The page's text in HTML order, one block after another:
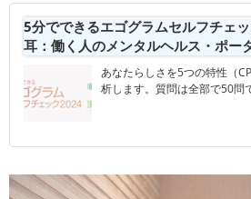
5分でできるエゴグラムセルフチェ
耳：働く人のメンタルヘルス・ポー
あなたらしさを5つの特性（
析します。質問は全部で50問